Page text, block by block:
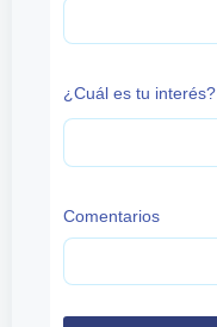
¿Cuál es tu interés?
Comentarios